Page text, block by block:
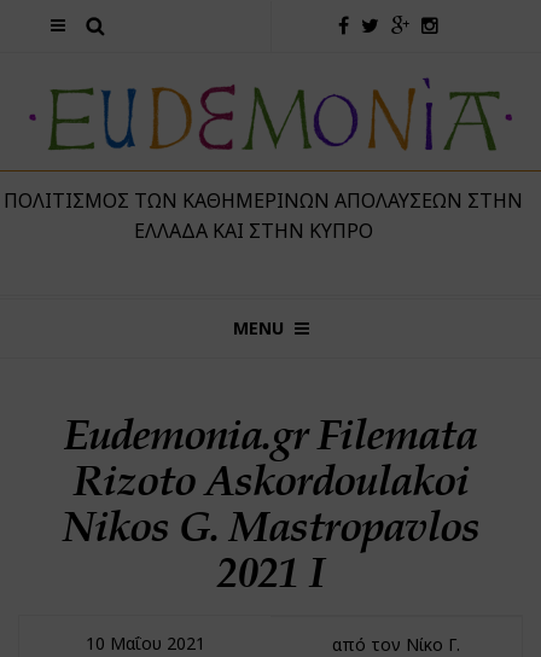
ΤΩΝ ΚΑΘΗΜΕΡΙΝΏΝ ΑΠΟΛΑΎΣΕΩΝ ΣΤΗΝ
ΕΛΛΆΔΑ ΚΑΙ ΣΤΗΝ ΚΎΠΡΟ
MENU
Eudemonia.gr Filemata
Rizoto Askordoulakoi
Nikos G. Mastropavlos
2021 I
10 Μαΐου 2021
από τον Νίκο Γ.